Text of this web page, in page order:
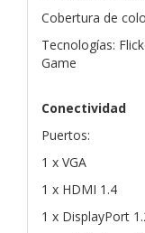
Cobertura de
Tecnologías:
Game
Conectividad
Puertos:
1 x VGA
1 x HDMI 1.4
1 x DisplayPort